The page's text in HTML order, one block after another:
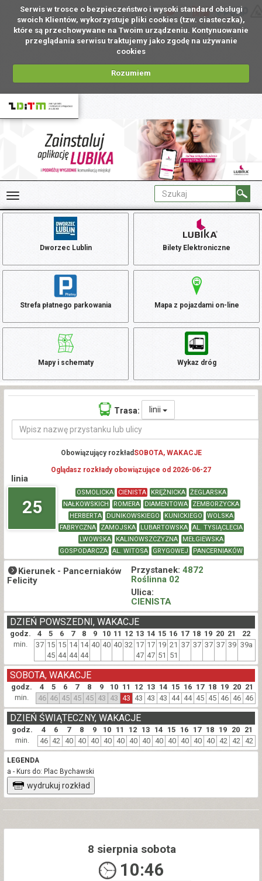
Serwis w trosce o bezpieczeństwo i wysoki standard obsługi
swoich Klientów, wykorzystuje pliki cookies (tzw. ciasteczka),
które są przechowywane na Twoim urządzeniu. Kontynuowanie
przeglądania serwisu traktujemy jako zgodę na używanie
cookies
Rozumiem
PL
Dworzec Lublin Bilety Elektroniczne
Strefa płatnego parkowania Mapa z pojazdami on-line
Mapy i schematy Wykaz dróg
Trasa: linii
Obowiązujący rozkład SOBOTA, WAKACJE
Oglądasz rozkłady obowiązujące od 2026-06-27
linia
25
OSMOLICKA CIENISTA KRĘŻNICKA
ŻEGLARSKA
NAŁKOWSKICH
ROMERA DIAMENTOWA
ZEMBORZYCKA
HERBERTA
DUNIKOWSKIEGO KUNICKIEGO
WOLSKA
FABRYCZNA
ZAMOJSKA LUBARTOWSKA
AL. TYSIĄCLECIA
LWOWSKA
KALINOWSZCZYZNA
MEŁGIEWSKA
GOSPODARCZA
AL. WITOSA GRYGOWEJ PANCERNIAKÓW
Kierunek - Pancerniaków
Felicity
Przystanek: 4872
Roślinna 02
Ulica:
CIENISTA
godz. 4 5 6 7 8 9 10 11 12 13 14 15 16 17 18 19 20 21 22
DZIEŃ POWSZEDNI, WAKACJE
min. 37 15
45
15
44
14
44
14
44
40 40 40 32 17
47
17
47
19
51
21
51
37 37 37 37 39 39a
godz. 4 5 6 7 8 9 10 11 12 13 14 15 16 17 18 19 20 21
SOBOTA, WAKACJE
min. 46 46 45 45 45 43 43 43 43 43 43 44 44 45 45 46 46 46
godz. 4 6 7 8 9 10 11 12 13 14 15 16 17 18 19 20 21
DZIEŃ ŚWIĄTECZNY, WAKACJE
min. 46 42 40 40 40 40 40 40 40 40 40 40 40 40 42 42 42
LEGENDA
a - Kurs do: Plac Bychawski
wydrukuj rozkład
8 sierpnia sobota
10:46